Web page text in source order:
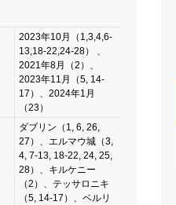
2023年10月（1,3,4,6-
13,18-22,24-28） 、
2021年8月（2）、
2023年11月（5, 14-
17）、2024年1月
（23）
ダブリン（1, 6, 26,
27）、エルマウ城（3,
4, 7-13, 18-22, 24, 25,
28）、キルケニー
（2）、テッサロニキ
（5, 14-17）、ベルリ